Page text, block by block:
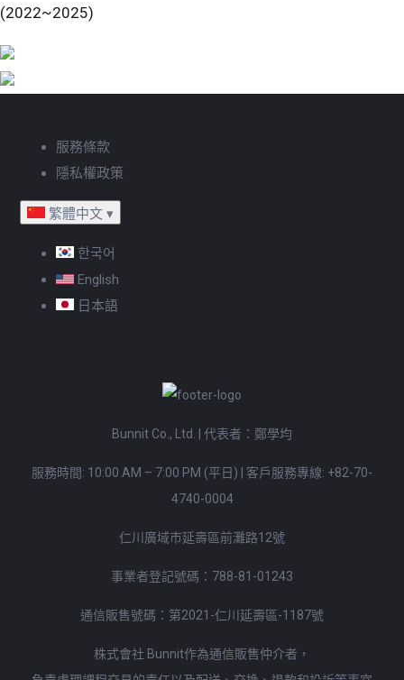
(2022~2025)
服務條款
隱私權政策
繁體中文 ▾
한국어
English
日本語
Bunnit Co., Ltd. | 代表者：鄭學均
服務時間: 10:00 AM – 7:00 PM (平日) 客戶服務專線: +82-70-
4740-0004
仁川廣域市延壽區前灘路12號
事業者登記號碼：788-81-01243
通信販售號碼：第2021-仁川延壽區-1187號
株式會社 Bunnit作為通信販售仲介者，